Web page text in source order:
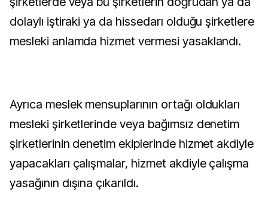
dolaylı iştiraki ya da hissedarı olduğu şirketlere
mesleki anlamda hizmet vermesi yasaklandı.
Ayrıca meslek mensuplarının ortağı oldukları
mesleki şirketlerinde veya bağımsız denetim
şirketlerinin denetim ekiplerinde hizmet akdiyle
yapacakları çalışmalar, hizmet akdiyle çalışma
yasağının dışına çıkarıldı.